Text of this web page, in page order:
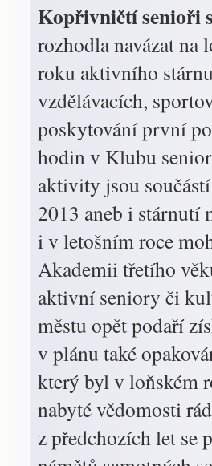
Kopřivničtí senioři
rozhodla navázat
roku aktivního
vzdělávacích,
poskytování první
hodin v Klubu
aktivity jsou
2013 aneb i stárnutí
i v letošním roce
Akademii třetího
aktivní seniory či
městu opět podaří
v plánu také
který byl v loňském
nabyté vědomosti
z předchozích let se